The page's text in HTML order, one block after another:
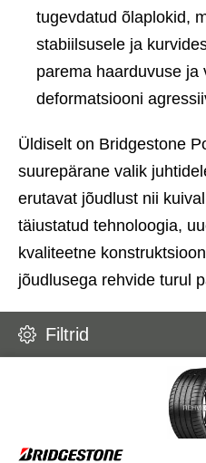
tugevdatud õlaplokid,
stabiilsusele ja
parema haarduvuse ja
deformatsiooni
Üldiselt on Bridgestone
suurepärane valik
erutavat jõudlust nii
täiustatud tehnoloogia,
kvaliteetne
jõudlusega rehvide turul
Filtrid